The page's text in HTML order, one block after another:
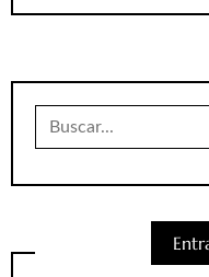
Buscar: